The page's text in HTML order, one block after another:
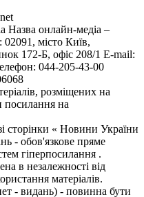
Назва онлайн-медіа –
місто Київ,
172-Б, офіс 208/1 E-mail:
044-205-43-00
розміщених на
посилання на
сторінки « Новини України
- обов'язкове пряме
гіперпосилання .
в незалежності від
матеріалів.
- видань) - повинна бути